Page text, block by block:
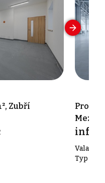
Zubří
info v
Typ